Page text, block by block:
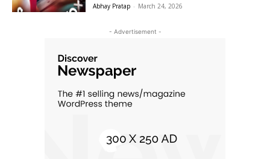
Abhay Pratap - March 24, 2026
- Advertisement -